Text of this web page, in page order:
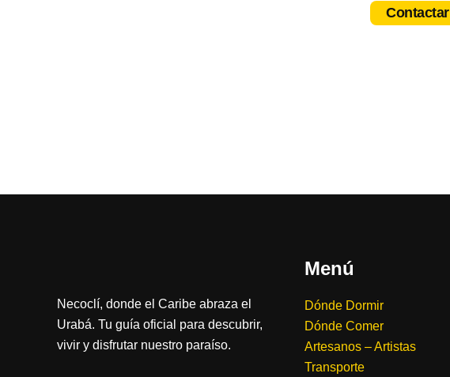
Contactar
Necoclí, donde el Caribe abraza el
Urabá. Tu guía oficial para descubrir,
vivir y disfrutar nuestro paraíso.
Menú
Dónde Dormir
Dónde Comer
Artesanos – Artistas
Transporte